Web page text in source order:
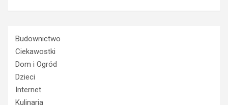
Budownictwo
Ciekawostki
Dom i Ogród
Dzieci
Internet
Kulinaria